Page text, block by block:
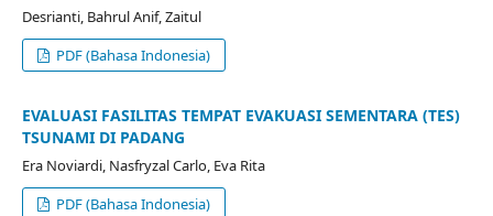
Desrianti, Bahrul Anif, Zaitul
PDF (Bahasa Indonesia)
EVALUASI FASILITAS TEMPAT EVAKUASI SEMENTARA (TES)
TSUNAMI DI PADANG
Era Noviardi, Nasfryzal Carlo, Eva Rita
PDF (Bahasa Indonesia)